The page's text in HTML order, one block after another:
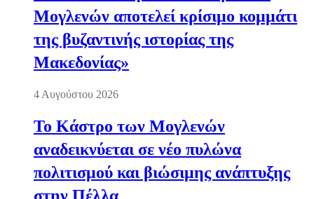
Μογλενών αποτελεί κρίσιμο κομμάτι
της βυζαντινής ιστορίας της
Μακεδονίας»
4 Αυγούστου 2026
Το Κάστρο των Μογλενών
αναδεικνύεται σε νέο πυλώνα
πολιτισμού και βιώσιμης ανάπτυξης